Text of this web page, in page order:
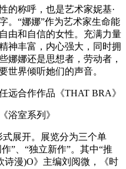
的称呼，也是艺术家妮基·
。“娜娜”作为艺术家生命能
由和自信的女性。充满力量
神丰富，内心强大，同时拥
娜娜还是思想者，劳动者，
世界倾听她们的声音。
远合作作品《THAT BRA》
浴室系列》
式展开。展览分为三个单
”、“独立新作”。其中“推
诗漫)O》主编刘阅微，《时